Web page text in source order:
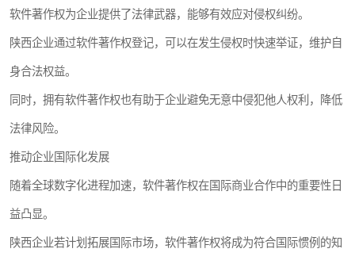
软件著作权为企业提供了法律武器，能够有效应对侵权纠纷。
陕西企业通过软件著作权登记，可以在发生侵权时快速举证，维护自
身合法权益。
同时，拥有软件著作权也有助于企业避免无意中侵犯他人权利，降低
法律风险。
推动企业国际化发展
随着全球数字化进程加速，软件著作权在国际商业合作中的重要性日
益凸显。
陕西企业若计划拓展国际市场，软件著作权将成为符合国际惯例的知